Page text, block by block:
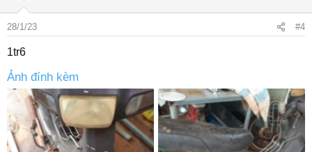
o
n
s
28/1/23 #4
1tr6
Ảnh đính kèm